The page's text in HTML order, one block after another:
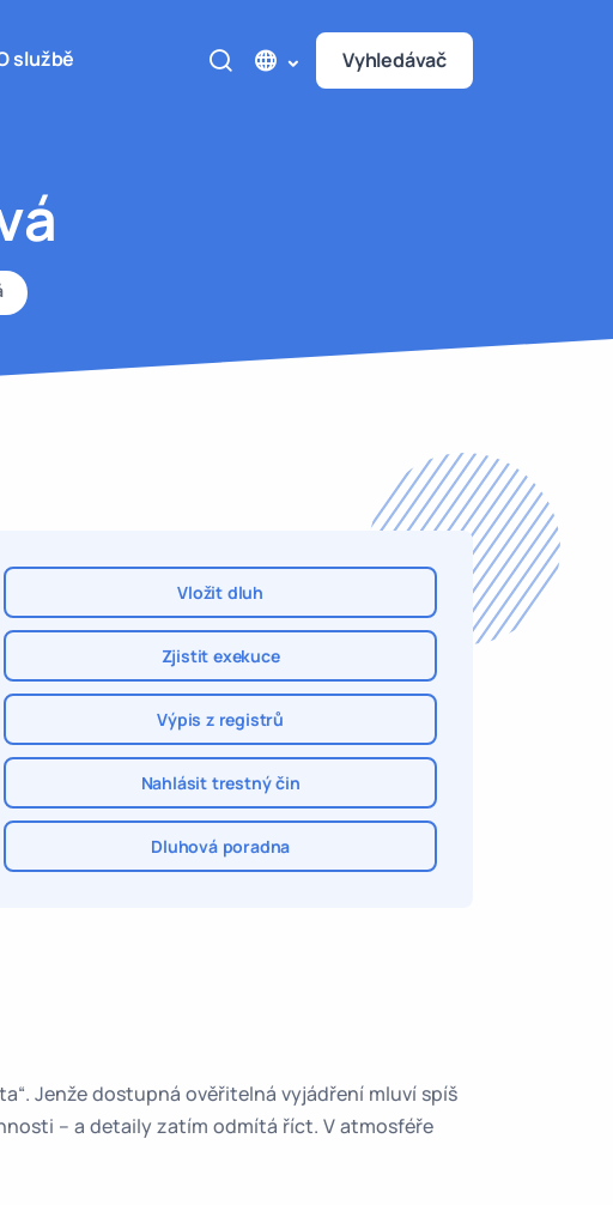
službě Vyhledávač
Vložit dluh
Zjistit exekuce
Výpis z registrů
Nahlásit trestný čin
Dluhová poradna
Jenže dostupná ověřitelná vyjádření mluví spíš
– a detaily zatím odmítá říct. V atmosféře